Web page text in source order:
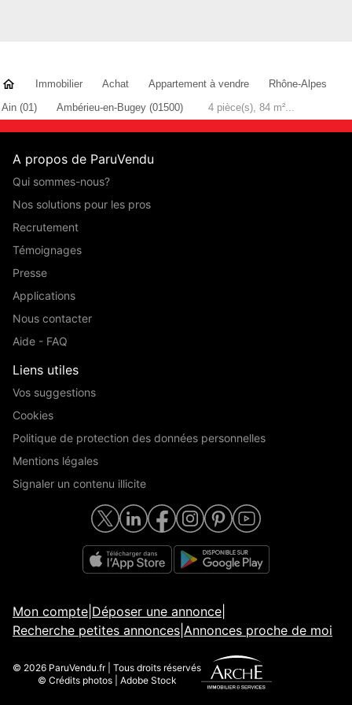
Immobilier Achat Appartement à vendre
Rhône-Alpes
Ain (01)
Ambérieu-en-Bugey (01500) 4 pièce(s), 84 m²...
A propos de ParuVendu
Qui sommes-nous?
Nos solutions pour les pros
Recrutement
Témoignages
Presse
Applications
Nous contacter
Aide - FAQ
Liens utiles
Vos suggestions
Cookies
Politique de protection des données personnelles
Mentions légales
Signaler un contenu illicite
Mon compte Déposer une annonce
Recherche petites annonces Annonces proche de moi
© 2026 ParuVendu.fr | Tous droits réservés
© Crédits photos | Adobe Stock